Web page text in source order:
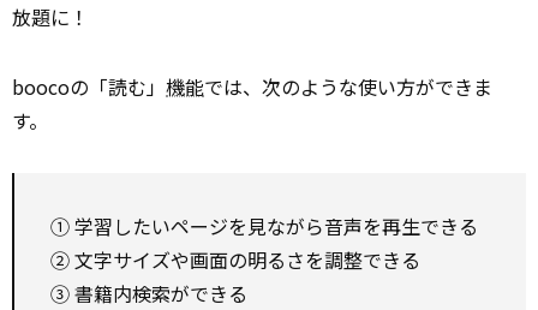
放題に！
boocoの「読む」 機能では、次のような使い方ができま
す。
① 学習したいページを見ながら音声を再生できる
② 文字サイズや画面の明るさを調整できる
③ 書籍内検索ができる